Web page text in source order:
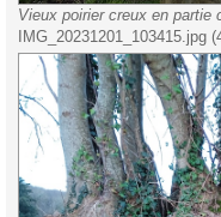
Vieux poirier creux en partie
IMG_20231201_103415.jpg